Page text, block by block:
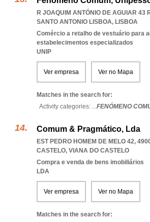
R JOAQUIM ANTÓNIO DE AGUIAR 43
SANTO ANTONIO LISBOA, LISBOA
Comércio a retalho de vestuário para
estabelecimentos especializados
UNIP
Ver empresa Ver no Mapa
Matches in the search for:
Activity categories: ...FENÓMENO
Comum & Pragmático, Lda
EST PEDRO HOMEM DE MELO 42,
CASTELO, VIANA DO CASTELO
Compra e venda de bens imobiliários
LDA
Ver empresa Ver no Mapa
Matches in the search for: